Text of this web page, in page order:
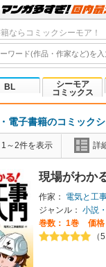
ならコミックシーモア！
BL
シーモア
コミックス
電子書籍のコミック
～2件を表示 詳
現場がわか
作家：
電気と工
ジャンル： 小説
巻数： 1巻
価
（